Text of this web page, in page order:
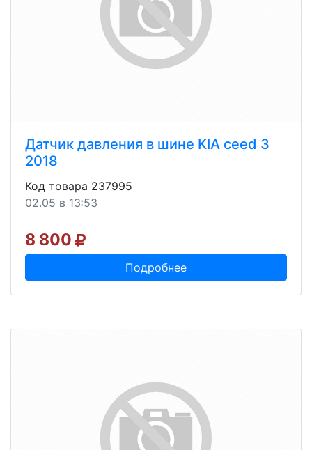
Датчик давления в шине KIA ceed 3
2018
Код товара 237995
02.05 в 13:53
8 800
Подробнее